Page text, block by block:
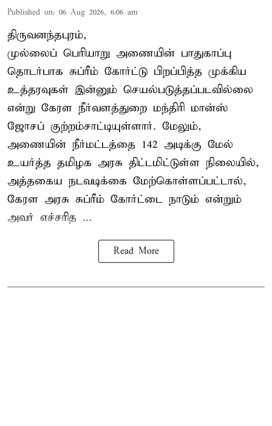
Published on: 06 Aug 2026, 6:06 am
திருவனந்தபுரம்,
முல்லைப் பெரியாறு அணையின் பாதுகாப்பு
தொடர்பாக சுப்ரீம் கோர்ட்டு பிறப்பித்த முக்கிய
உத்தரவுகள் இன்னும் செயல்படுத்தப்படவில்லை
என்று கேரள நீர்வளத்துறை மந்திரி மான்ஸ்
ஜோசப் குற்றம்சாட்டியுள்ளார். மேலும்,
அணையின் நீர்மட்டத்தை 142 அடிக்கு மேல்
உயர்த்த தமிழக அரசு திட்டமிட்டுள்ள நிலையில்,
அத்தகைய நடவடிக்கை மேற்கொள்ளப்பட்டால்,
கேரள அரசு சுப்ரீம் கோர்ட்டை நாடும் என்றும்
அவர் எச்சரித ...
Read More